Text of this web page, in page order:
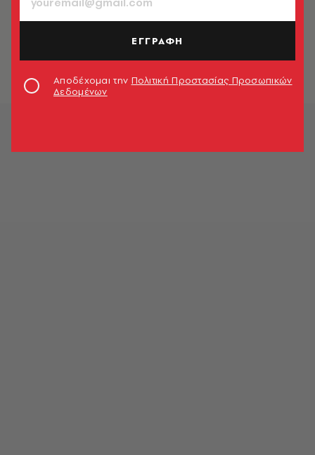
HEALTH & FITNESS
Κορωνοϊός: Τι προβλέπουν οι ειδικοί
για φθινόπωρο και χειμώνα
Newsroom
ΕΓΓΡΑΦΗ
Αποδέχομαι την Πολιτική Προστασίας Προσωπικών
Δεδομένων